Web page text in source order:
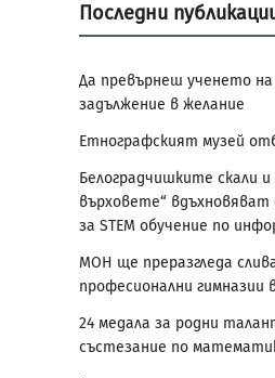
Последни
Да превърнеш ученето на
задължение в желание
Етнографският музей
Белоградчишките скали
върховете“
за STEM обучение по
МОН ще преразгледа
професионални гимназии
24 медала за родни
състезание по